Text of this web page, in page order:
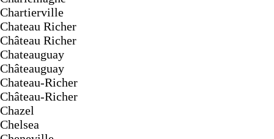
Chartierville
Chateau Richer
Château Richer
Chateauguay
Châteauguay
Chateau-Richer
Château-Richer
Chazel
Chelsea